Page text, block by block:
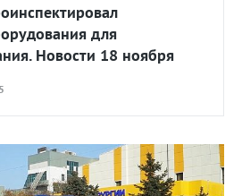
для
Новости 18 ноября